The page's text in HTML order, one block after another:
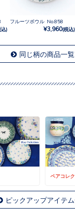
込)
フルーツボウル No.858
¥3,960(税込)
同じ柄の商品一覧
ペアコレ
ピックアップアイテ